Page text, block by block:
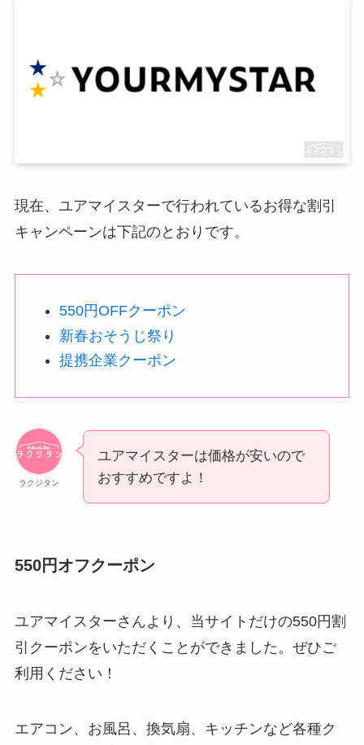
現在、ユアマイスターで行われているお得な割引
キャンペーンは下記のとおりです。
550円OFFクーポン
新春おそうじ祭り
提携企業クーポン
ラクジタン
ユアマイスターは価格が安いので
おすすめですよ！
550円オフクーポン
ユアマイスターさんより、当サイトだけの550円割
引クーポンをいただくことができました。ぜひご
利用ください！
エアコン、お風呂、換気扇、キッチンなど各種ク